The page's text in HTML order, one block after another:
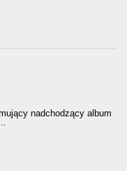
nadchodzący album